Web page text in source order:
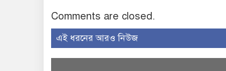
Comments are closed.
এই ধরনের আরও নিউজ